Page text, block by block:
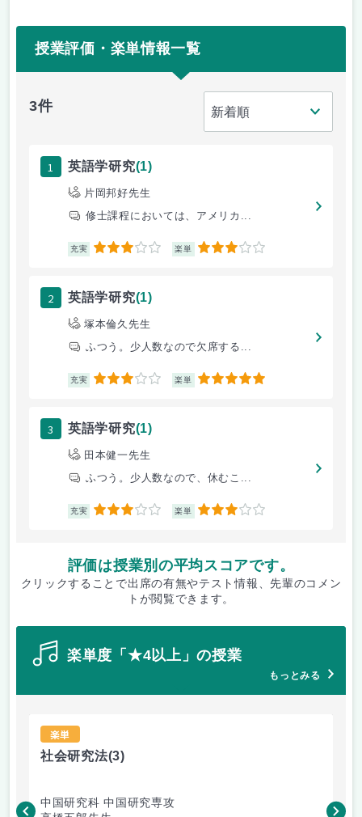
授業評価・楽単情報一覧
3件
1 英語学研究(1)
片岡邦好先生
修士課程においては、アメリカ...
充実 3 楽単 3
2 英語学研究(1)
塚本倫久先生
ふつう。少人数なので欠席する...
充実 3 楽単 5
3 英語学研究(1)
田本健一先生
ふつう。少人数なので、休むこ...
充実 3 楽単 3
評価は授業別の平均スコアです。
クリックすることで出席の有無やテスト情報、先輩のコメン
トが閲覧できます。
楽単度「★4以上」の授業
もっとみる
楽単
社会研究法(3)
中国研究科 中国研究専攻